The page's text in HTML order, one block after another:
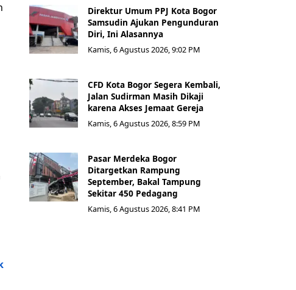
Direktur Umum PPJ Kota Bogor
Samsudin Ajukan Pengunduran
Diri, Ini Alasannya
Kamis, 6 Agustus 2026, 9:02 PM
CFD Kota Bogor Segera Kembali,
Jalan Sudirman Masih Dikaji
karena Akses Jemaat Gereja
Kamis, 6 Agustus 2026, 8:59 PM
Pasar Merdeka Bogor
Ditargetkan Rampung
September, Bakal Tampung
Sekitar 450 Pedagang
Kamis, 6 Agustus 2026, 8:41 PM